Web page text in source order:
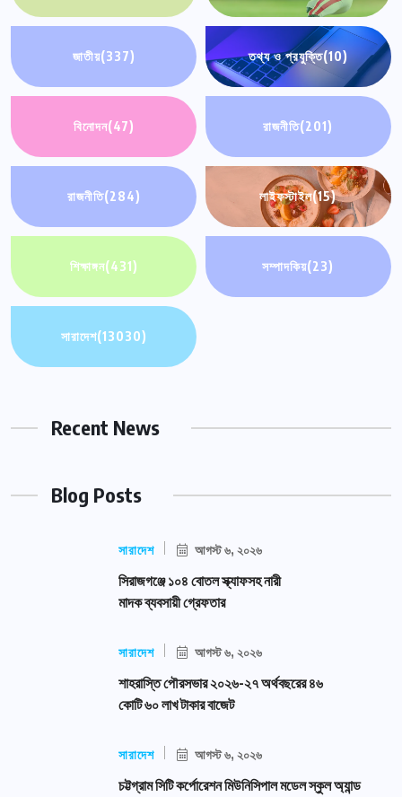
জাতীয়(337) তথ্য ও প্রযুক্তি(10)
বিনোদন(47) রাজনীতি(201)
রাজনীতি(284) লাইফস্টাইল(15)
শিক্ষাঙ্গন(431) সম্পাদকিয়(23)
সারাদেশ(13030)
Recent News
Blog Posts
সারাদেশ আগস্ট ৬, ২০২৬
সিরাজগঞ্জে ১০৪ বোতল স্ক্যাফসহ নারী
মাদক ব্যবসায়ী গ্রেফতার
সারাদেশ আগস্ট ৬, ২০২৬
শাহরাস্তি পৌরসভার ২০২৬-২৭ অর্থবছরের ৪৬
কোটি ৬০ লাখ টাকার বাজেট
সারাদেশ আগস্ট ৬, ২০২৬
চট্টগ্রাম সিটি কর্পোরেশন মিউনিসিপাল মডেল স্কুল অ্যান্ড